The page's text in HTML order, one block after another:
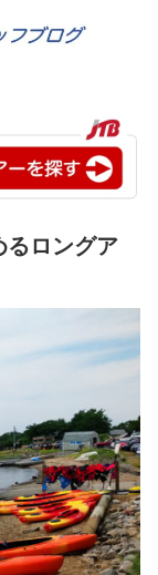
るロングア